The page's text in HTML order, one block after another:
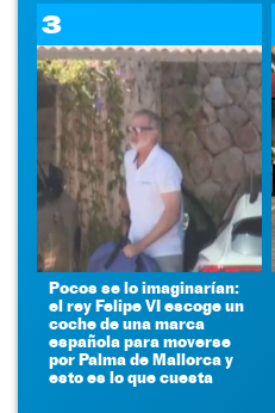
3
Pocos se lo imaginarían:
el rey Felipe VI escoge un
coche de una marca
española para moverse
por Palma de Mallorca y
esto es lo que cuesta